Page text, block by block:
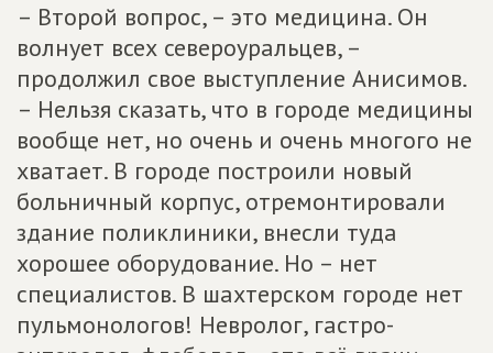
– Второй вопрос, – это медицина. Он
волнует всех североуральцев, –
продолжил свое выступление Анисимов.
– Нельзя сказать, что в городе медицины
вообще нет, но очень и очень многого не
хватает. В городе построили новый
больничный корпус, отремонтировали
здание поликлиники, внесли туда
хорошее оборудование. Но – нет
специалистов. В шахтерском городе нет
пульмонологов! Невролог, гастро-